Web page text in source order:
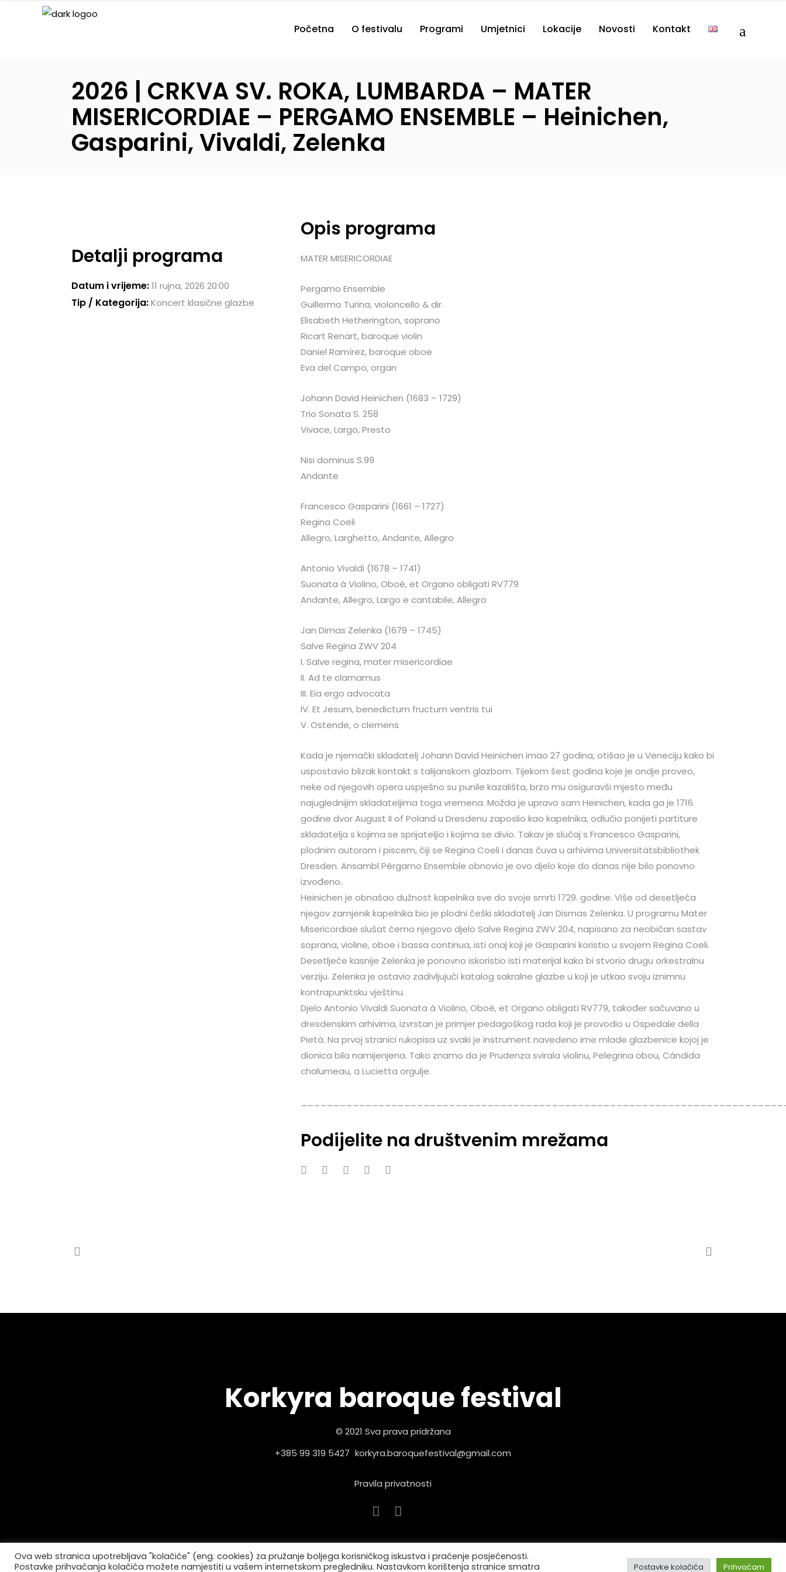
Početna O festivalu Programi Umjetnici Lokacije Novosti Kontakt
2026 | CRKVA SV. ROKA, LUMBARDA – MATER
MISERICORDIAE – PERGAMO ENSEMBLE – Heinichen,
Gasparini, Vivaldi, Zelenka
Detalji programa
Datum i vrijeme:11 rujna, 2026 20:00
Tip / Kategorija:Koncert klasične glazbe
Opis programa
MATER MISERICORDIAE
Pergamo Ensemble
Guillermo Turina, violoncello & dir.
Elisabeth Hetherington, soprano
Ricart Renart, baroque violin
Daniel Ramírez, baroque oboe
Eva del Campo, organ
Johann David Heinichen (1683 – 1729)
Trio Sonata S. 258
Vivace, Largo, Presto
Nisi dominus S.99
Andante
Francesco Gasparini (1661 – 1727)
Regina Coeli
Allegro, Larghetto, Andante, Allegro
Antonio Vivaldi (1678 – 1741)
Suonata à Violino, Oboè, et Organo obligati RV779
Andante, Allegro, Largo e cantabile, Allegro
Jan Dimas Zelenka (1679 – 1745)
Salve Regina ZWV 204
I. Salve regina, mater misericordiae
II. Ad te clamamus
III. Eia ergo advocata
IV. Et Jesum, benedictum fructum ventris tui
V. Ostende, o clemens
Kada je njemački skladatelj Johann David Heinichen imao 27 godina, otišao je u Veneciju kako bi
uspostavio blizak kontakt s talijanskom glazbom. Tijekom šest godina koje je ondje proveo,
neke od njegovih opera uspješno su punile kazališta, brzo mu osiguravši mjesto među
najuglednijim skladateljima toga vremena. Možda je upravo sam Heinichen, kada ga je 1716.
godine dvor August II of Poland u Dresdenu zaposlio kao kapelnika, odlučio ponijeti partiture
skladatelja s kojima se sprijateljio i kojima se divio. Takav je slučaj s Francesco Gasparini,
plodnim autorom i piscem, čiji se Regina Coeli i danas čuva u arhivima Universitätsbibliothek
Dresden. Ansambl Pérgamo Ensemble obnovio je ovo djelo koje do danas nije bilo ponovno
izvođeno.
Heinichen je obnašao dužnost kapelnika sve do svoje smrti 1729. godine. Više od desetljeća
njegov zamjenik kapelnika bio je plodni češki skladatelj Jan Dismas Zelenka. U programu Mater
Misericordiae slušat ćemo njegovo djelo Salve Regina ZWV 204, napisano za neobičan sastav
soprana, violine, oboe i bassa continua, isti onaj koji je Gasparini koristio u svojem Regina Coeli.
Desetljeće kasnije Zelenka je ponovno iskoristio isti materijal kako bi stvorio drugu orkestralnu
verziju. Zelenka je ostavio zadivljujući katalog sakralne glazbe u koji je utkao svoju iznimnu
kontrapunktsku vještinu.
Djelo Antonio Vivaldi Suonata à Violino, Oboè, et Organo obligati RV779, također sačuvano u
dresdenskim arhivima, izvrstan je primjer pedagoškog rada koji je provodio u Ospedale della
Pietà. Na prvoj stranici rukopisa uz svaki je instrument navedeno ime mlade glazbenice kojoj je
dionica bila namijenjena. Tako znamo da je Prudenza svirala violinu, Pelegrina obou, Cándida
chalumeau, a Lucietta orgulje.
Podijelite na društvenim mrežama
Korkyra baroque festival
© 2021 Sva prava pridržana
+385 99 319 5427 korkyra.baroquefestival@gmail.com
Pravila privatnosti
Ova web stranica upotrebljava "kolačiće" (eng. cookies) za pružanje boljega korisničkog iskustva i praćenje posjećenosti.
Postavke prihvaćanja kolačića možete namjestiti u vašem internetskom pregledniku. Nastavkom korištenja stranice smatra
Postavke kolačića Prihvaćam